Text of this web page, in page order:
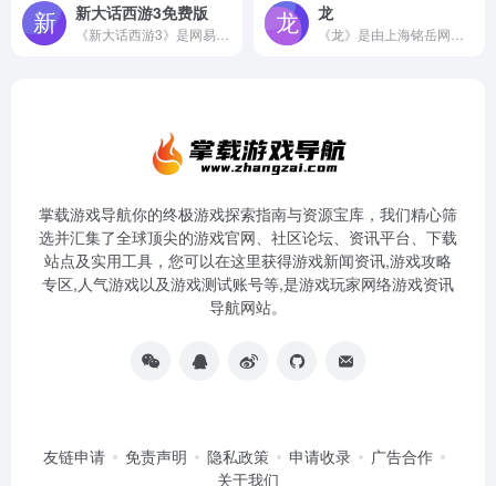
新大话西游3免费版 龙
掌载游戏导航你的终极游戏探索指南与资源宝库，我们精心筛
选并汇集了全球顶尖的游戏官网、社区论坛、资讯平台、下载
站点及实用工具，您可以在这里获得游戏新闻资讯,游戏攻略
专区,人气游戏以及游戏测试账号等,是游戏玩家网络游戏资讯
导航网站。
友链申请 免责声明 隐私政策 申请收录
广告合作
关于我们